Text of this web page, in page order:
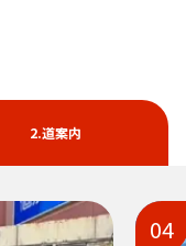
2.道案内
04